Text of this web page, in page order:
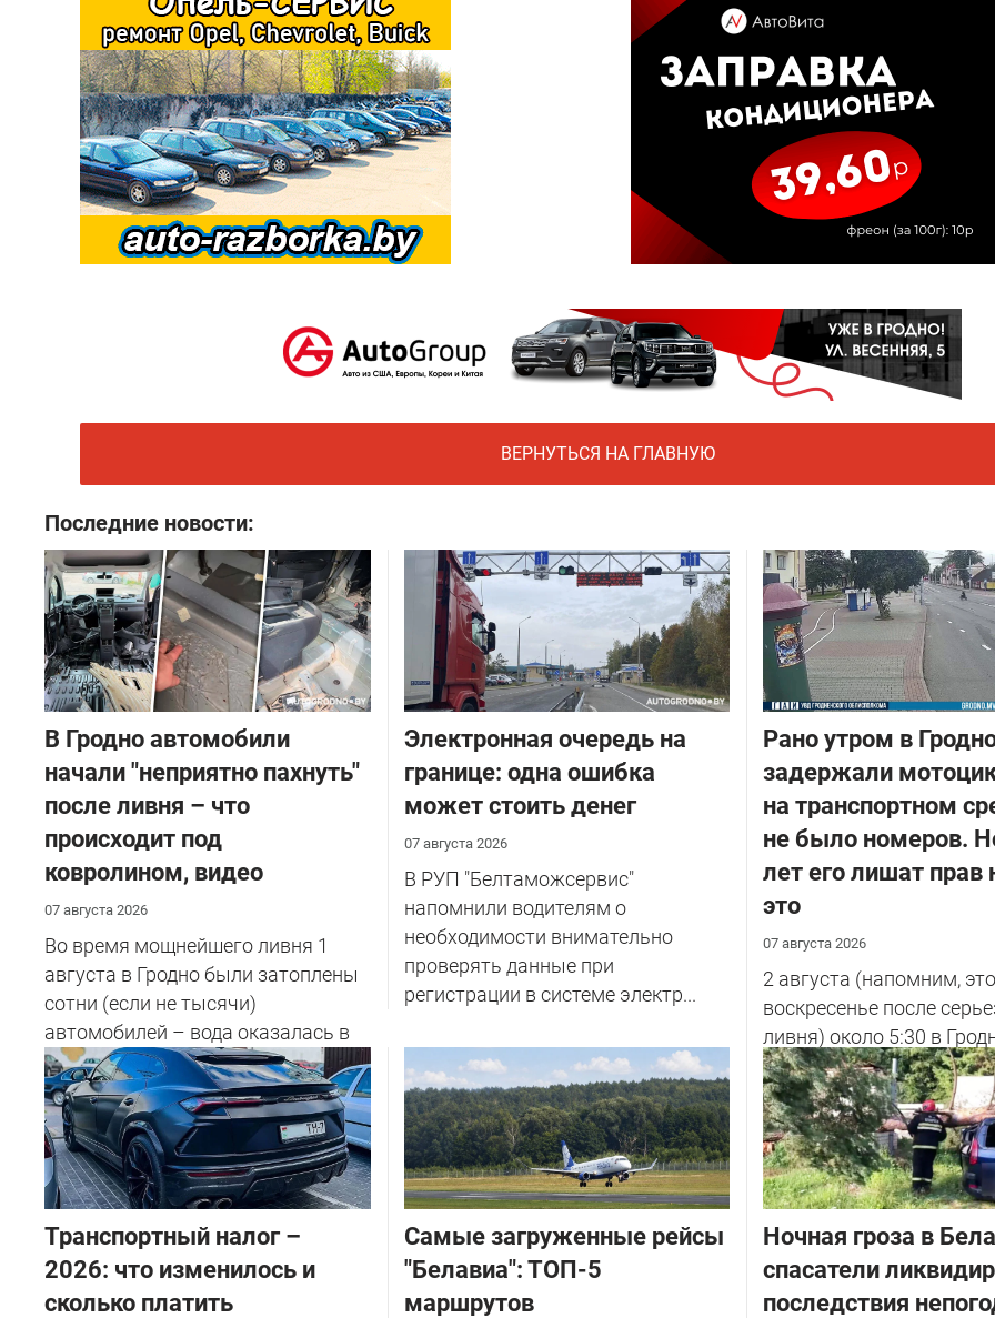
ВЕРНУТЬСЯ НА ГЛАВНУЮ
Последние новости:
В Гродно автомобили
начали "неприятно пахнуть"
после ливня – что
происходит под
ковролином, видео
07 августа 2026
Во время мощнейшего ливня 1
августа в Гродно были затоплены
сотни (если не тысячи)
автомобилей – вода оказалась в
салоне...
Электронная очередь на
границе: одна ошибка
может стоить денег
07 августа 2026
В РУП "Белтаможсервис"
напомнили водителям о
необходимости внимательно
проверять данные при
регистрации в системе электр...
Рано утром в
задержали
на транспортном
не было номеров.
лет его лишат прав
это
07 августа 2026
2 августа (напомним,
воскресенье после
ливня) около 5:30 в
улице Советских
у...
Транспортный налог –
2026: что изменилось и
сколько платить
Самые загруженные рейсы
"Белавиа": ТОП-5
маршрутов
Ночная гроза в
спасатели
последствия